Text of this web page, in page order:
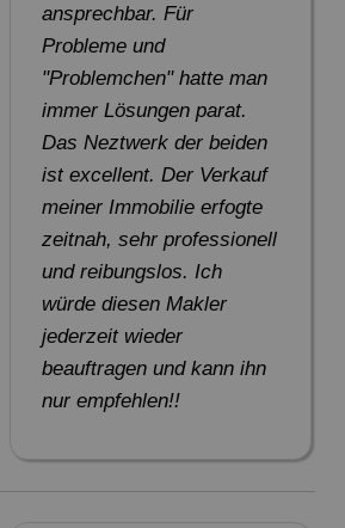
ansprechbar. Für
Probleme und
"Problemchen" hatte man
immer Lösungen parat.
Das Neztwerk der beiden
ist excellent. Der Verkauf
meiner Immobilie erfogte
zeitnah, sehr professionell
und reibungslos. Ich
würde diesen Makler
jederzeit wieder
beauftragen und kann ihn
nur empfehlen!!